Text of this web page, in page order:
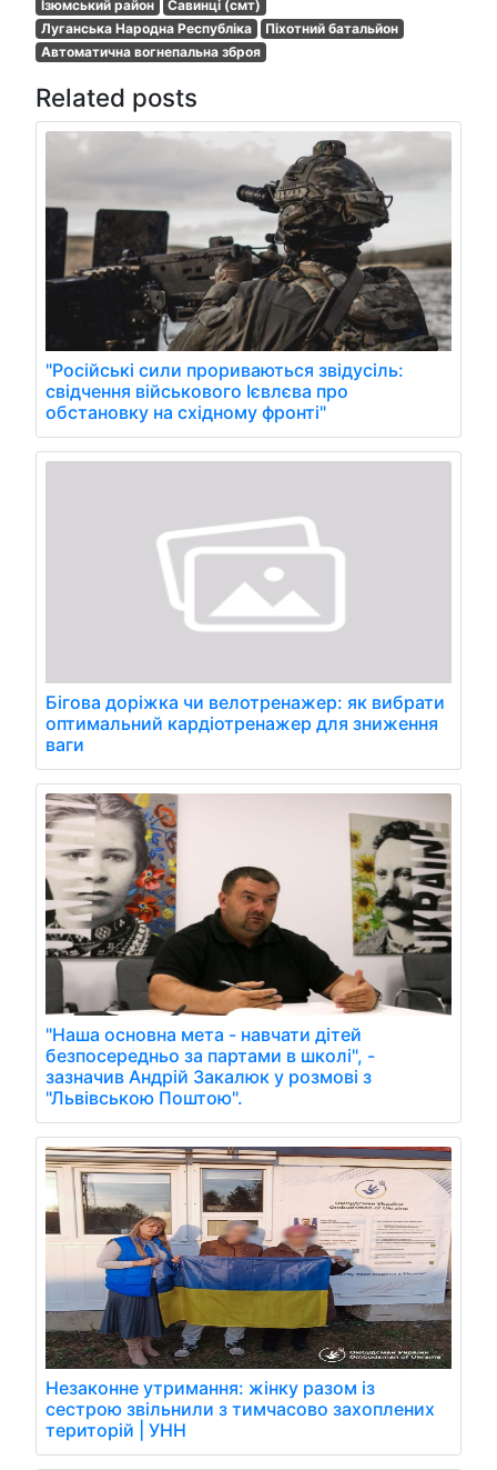
Ізюмський район
Савинці (смт)
Луганська Народна Республіка
Піхотний батальйон
Автоматична вогнепальна зброя
Related posts
"Російські сили прориваються звідусіль:
свідчення військового Ієвлєва про
обстановку на східному фронті"
Бігова доріжка чи велотренажер: як вибрати
оптимальний кардіотренажер для зниження
ваги
"Наша основна мета - навчати дітей
безпосередньо за партами в школі", -
зазначив Андрій Закалюк у розмові з
"Львівською Поштою".
Незаконне утримання: жінку разом із
сестрою звільнили з тимчасово захоплених
територій | УНН